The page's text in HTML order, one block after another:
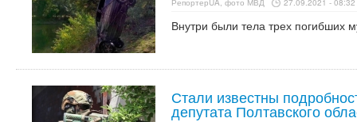
РепортерUA, фото МВД 27.09.2021 - 08:32
Внутри были тела трех погибших
Стали известны
депутата Полтавского